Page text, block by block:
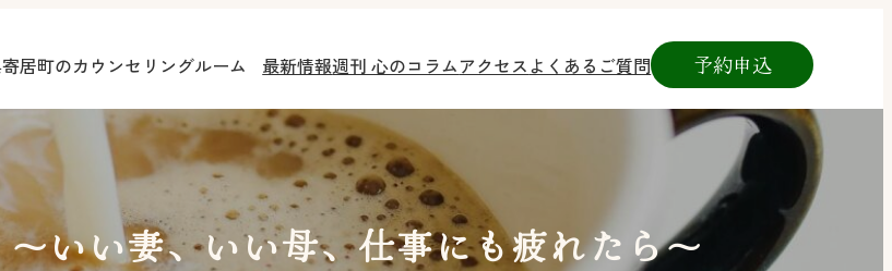
居町のカウンセリングルーム 最新情報週刊 心のコラムアクセスよくあるご質問 予約申込
い妻、いい母、仕事にも疲れたら～